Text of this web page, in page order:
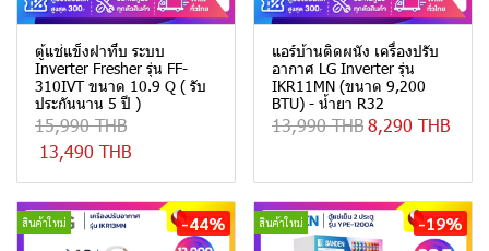
ตู้แช่แข็งฝาทึบ ระบบ
Inverter Fresher รุ่น FF-
310IVT ขนาด 10.9 Q ( รับ
ประกันนาน 5 ปี )
15,990 THB
13,490 THB
แอร์บ้านติดผนัง เครื่องปรับ
อากาศ LG Inverter รุ่น
IKR11MN (ขนาด 9,200
BTU) - น้ำยา R32
13,990 THB8,290 THB
สินค้าใหม่ -44% สินค้าใหม่ -19%